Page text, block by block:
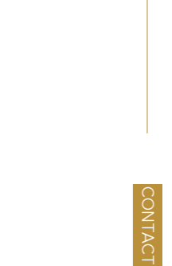
CONTACT